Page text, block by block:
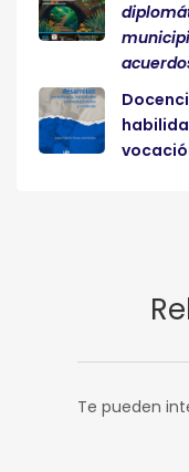
Te pueden